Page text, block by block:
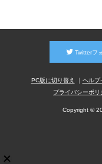
Twitterフ
PC版に切り替え ヘルプ
プライバシーポリ
Copyright ©